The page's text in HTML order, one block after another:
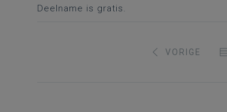
Deelname is gratis.
VORIGE